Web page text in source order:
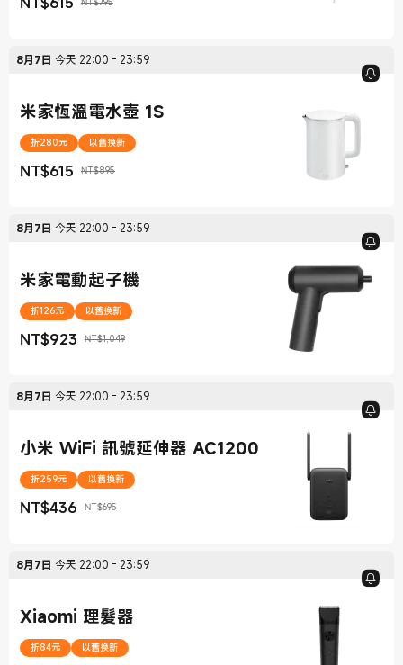
現價 NT$615
銷售價格 NT$795
8月7日 今天 22:00 - 23:59
米家恆溫電水壺 1S
折280元 以舊換新
NT$615
現價 NT$615 NT$895
銷售價格 NT$895
8月7日 今天 22:00 - 23:59
米家電動起子機
折126元 以舊換新
NT$923
現價 NT$923 NT$1,049
銷售價格 NT$1,049
8月7日 今天 22:00 - 23:59
小米 WiFi 訊號延伸器 AC1200
折259元 以舊換新
NT$436
現價 NT$436 NT$695
銷售價格 NT$695
8月7日 今天 22:00 - 23:59
Xiaomi 理髮器
折84元 以舊換新